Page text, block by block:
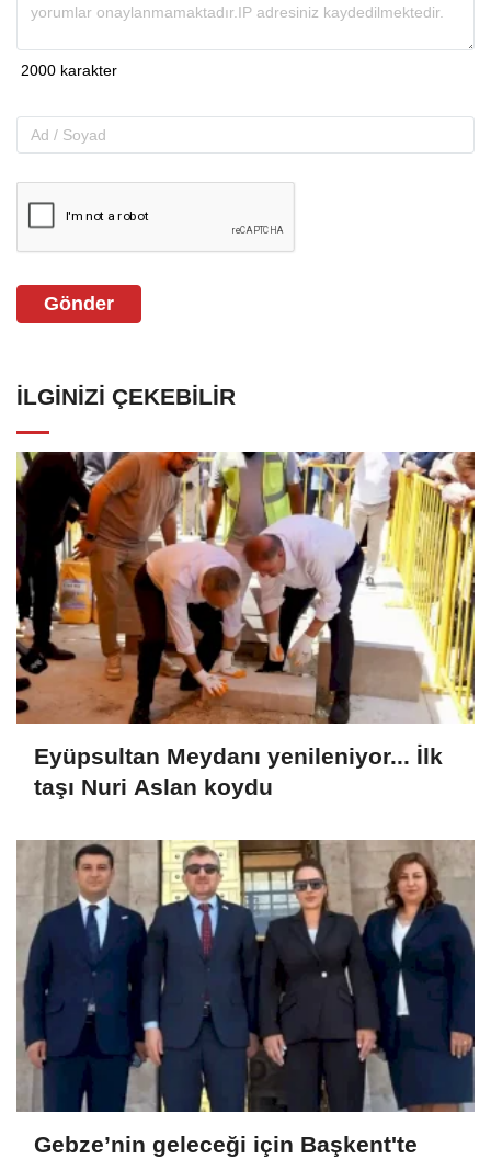
Gönder
İLGINIZI ÇEKEBILIR
Eyüpsultan Meydanı yenileniyor... İlk
taşı Nuri Aslan koydu
Gebze’nin geleceği için Başkent'te